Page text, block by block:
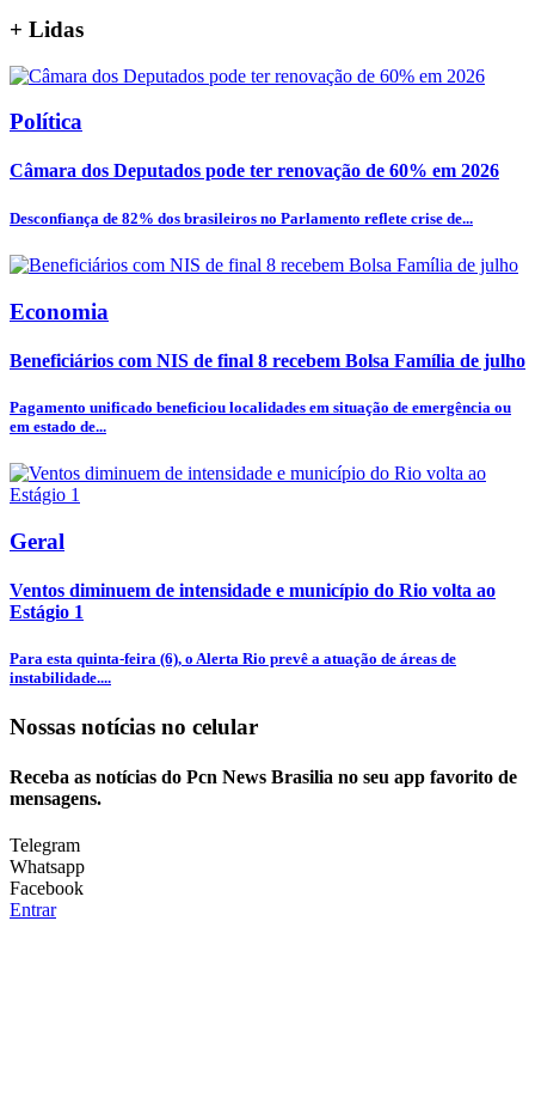
+ Lidas
Política
Câmara dos Deputados pode ter renovação de 60% em 2026
Desconfiança de 82% dos brasileiros no Parlamento reflete crise de...
Economia
Beneficiários com NIS de final 8 recebem Bolsa Família de julho
Pagamento unificado beneficiou localidades em situação de emergência ou
em estado de...
Geral
Ventos diminuem de intensidade e município do Rio volta ao
Estágio 1
Para esta quinta-feira (6), o Alerta Rio prevê a atuação de áreas de
instabilidade....
Nossas notícias no celular
Receba as notícias do Pcn News Brasilia no seu app favorito de
mensagens.
Telegram
Whatsapp
Facebook
Entrar